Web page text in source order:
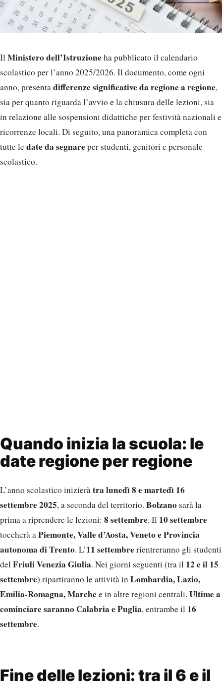
IlMinistero dell’Istruzioneha pubblicato il calendario
scolastico per l’anno 2025/2026. Il documento, come ogni
anno, presentadifferenze significative da regione a regione,
sia per quanto riguarda l’avvio e la chiusura delle lezioni, sia
in relazione alle sospensioni didattiche per festività nazionali e
ricorrenze locali. Di seguito, una panoramica completa con
tutte ledate da segnareper studenti, genitori e personale
scolastico.
Quando inizia la scuola: le
date regione per regione
L’anno scolastico inizieràtra lunedì 8 e martedì 16
settembre 2025, a seconda del territorio. Bolzanosarà la
prima a riprendere le lezioni: 8 settembre. Il 10 settembre
toccherà aPiemonte, Valle d’Aosta, Veneto e Provincia
autonoma di Trento. L’11 settembrerientreranno gli studenti
delFriuli Venezia Giulia. Nei giorni seguenti (tra il 12 e il 15
settembre) ripartiranno le attività inLombardia, Lazio,
Emilia-Romagna, Marchee in altre regioni centrali. Ultime a
cominciare saranno Calabria e Puglia, entrambe il 16
settembre.
Fine delle lezioni: tra il 6 e il